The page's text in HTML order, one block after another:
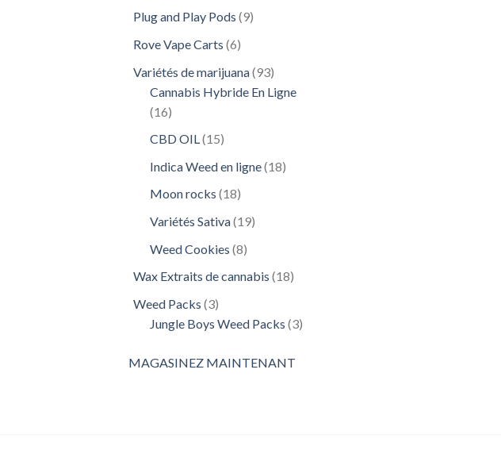
Plug and Play Pods 99
Rove Vape Carts 66
Variétés de marijuana 9393
produits
Cannabis Hybride En Ligne
1616
CBD OIL 1515
Indica Weed en ligne 1818
Moon rocks 1818
Variétés Sativa 1919
Weed Cookies 88
Wax Extraits de cannabis 1818
Weed Packs 33
produits
Jungle Boys Weed Packs 33
MAGASINEZ MAINTENANT